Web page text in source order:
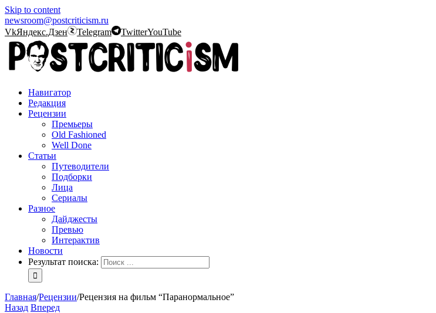
Skip to content
newsroom@postcriticism.ru
VkЯндекс.Дзен Telegram TwitterYouTube
Навигатор
Редакция
Рецензии
Премьеры
Old Fashioned
Well Done
Статьи
Путеводители
Подборки
Лица
Сериалы
Разное
Дайджесты
Превью
Интерактив
Новости
Результат поиска:
Главная/Рецензии/Рецензия на фильм “Паранормальное”
Назад Вперед